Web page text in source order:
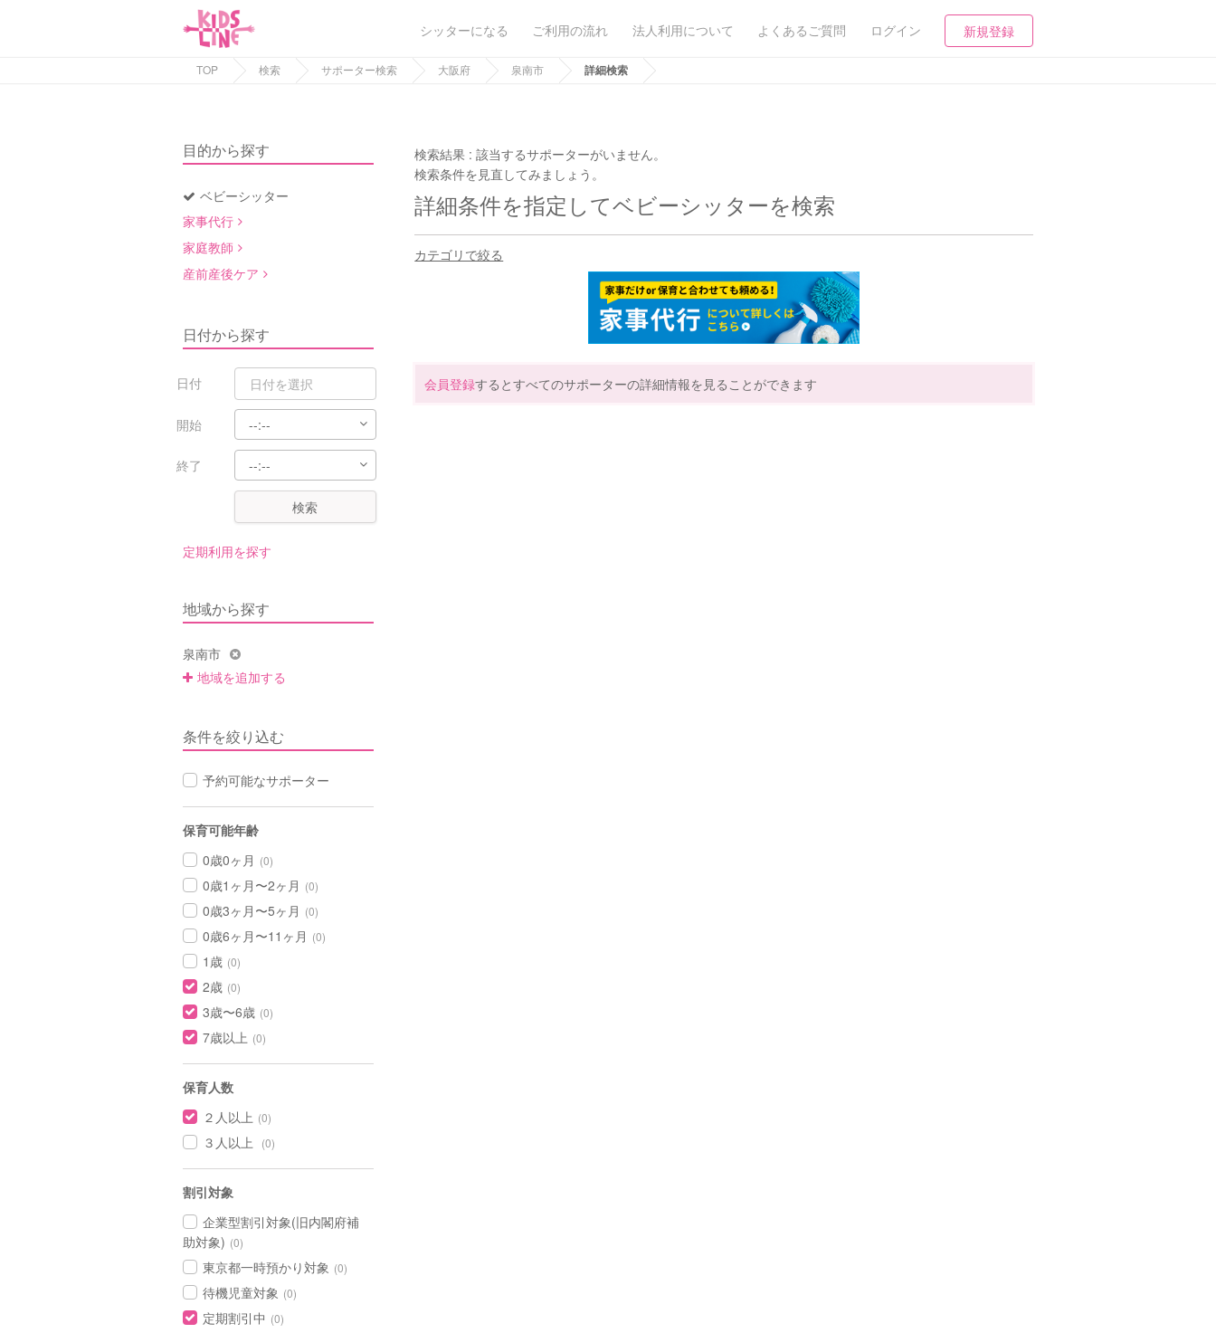
シッターになる ご利用の流れ 法人利用について よくあるご質問 ログイン 新規登録
TOP 検索 サポーター検索 大阪府 泉南市 詳細検索
目的から探す
ベビーシッター
家事代行
家庭教師
産前産後ケア
日付から探す
日付
開始
終了
検索
定期利用を探す
地域から探す
泉南市
地域を追加する
条件を絞り込む
予約可能なサポーター
保育可能年齢
0歳0ヶ月 (0)
0歳1ヶ月〜2ヶ月 (0)
0歳3ヶ月〜5ヶ月 (0)
0歳6ヶ月〜11ヶ月 (0)
1歳 (0)
2歳 (0)
3歳〜6歳 (0)
7歳以上 (0)
保育人数
２人以上 (0)
３人以上 (0)
割引対象
企業型割引対象(旧内閣府補
助対象) (0)
東京都一時預かり対象 (0)
待機児童対象 (0)
定期割引中 (0)
検索結果 :該当するサポーターがいません。
検索条件を見直してみましょう。
詳細条件を指定してベビーシッターを検索
カテゴリで絞る
会員登録するとすべてのサポーターの詳細情報を見ることができます